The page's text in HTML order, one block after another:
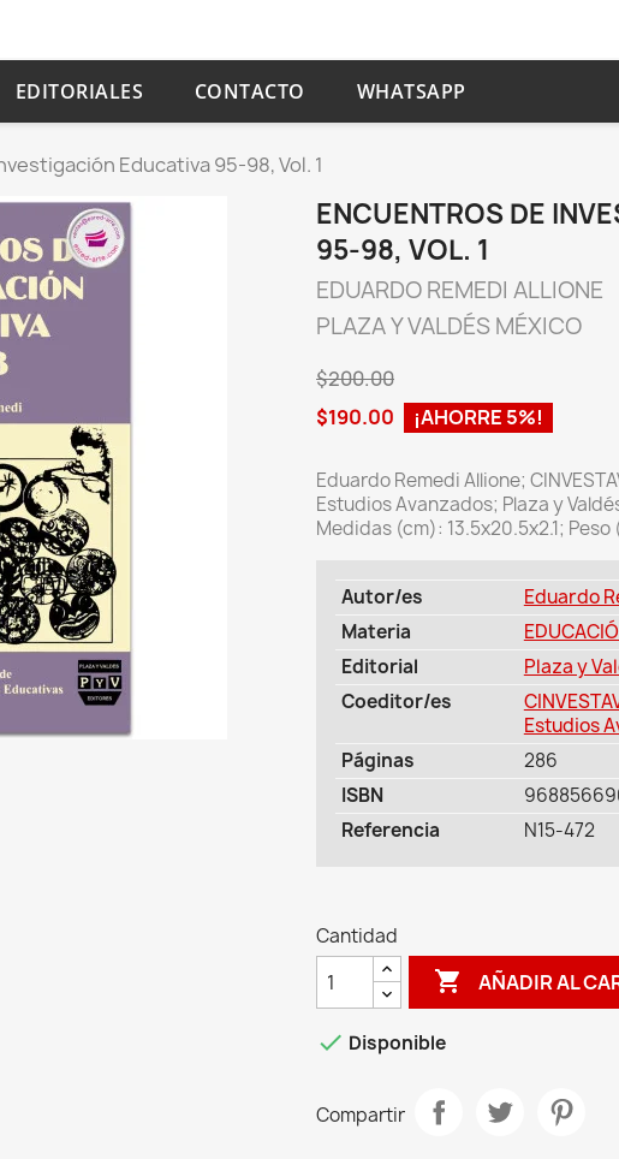
EDITORIALES CONTACTO WHATSAPP
Educativa 95-98, Vol. 1
ENCUENTROS DE
95-98, VOL. 1
EDUARDO REMEDI ALLIONE
PLAZA Y VALDÉS MÉXICO
$200.00
$190.00
¡AHORRE 5%!
Eduardo Remedi Allione;
Estudios Avanzados; Plaza y
Medidas (cm): 13.5x20.5x2.1;
Autor/es
Eduardo
Materia
Editorial
Plaza y
Coeditor/es
Estudios
Páginas
286
ISBN
Referencia
N15-472
Cantidad
 AÑADIR AL
 Disponible
Compartir